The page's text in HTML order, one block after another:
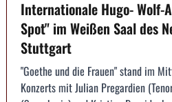
Internationale Hugo- Wolf-
Spot" im Weißen Saal des
Stuttgart
"Goethe und die Frauen" stand im
Konzerts mit Julian Pregardien